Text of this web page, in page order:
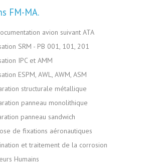
FM-MA
avion suivant ATA
SRM - PB 001, 101, 201
IPC et AMM
ESPM, AWL, AWM, ASM
structurale métallique
panneau monolithique
panneau sandwich
de fixations aéronautiques
et traitement de la corrosion
Humains